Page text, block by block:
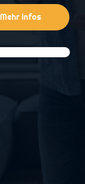
Mehr Infos